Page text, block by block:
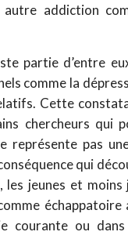
autre addiction
partie d’entre
comme la
Cette
chercheurs qui
représente pas
qui
jeunes et moins
échappatoire
courante ou dans